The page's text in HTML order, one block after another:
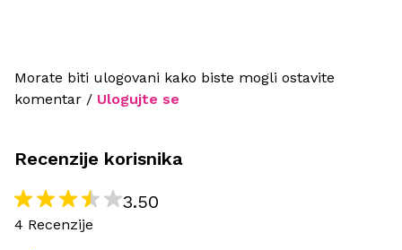
Morate biti ulogovani kako biste mogli ostavite
komentar / Ulogujte se
Recenzije korisnika
3.50
4 Recenzije